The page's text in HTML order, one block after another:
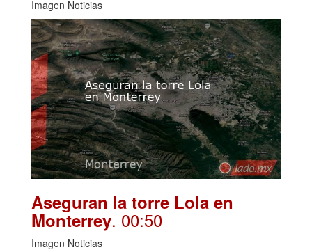
Imagen Noticias
Aseguran la torre Lola en
Monterrey. 00:50
Imagen Noticias